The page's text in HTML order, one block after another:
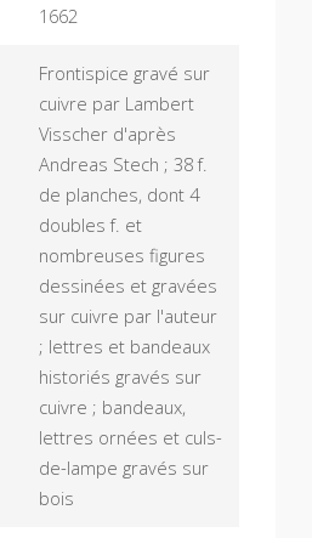
1662
Frontispice gravé sur
cuivre par Lambert
Visscher d'après
Andreas Stech ; 38 f.
de planches, dont 4
doubles f. et
nombreuses figures
dessinées et gravées
sur cuivre par l'auteur
; lettres et bandeaux
historiés gravés sur
cuivre ; bandeaux,
lettres ornées et culs-
de-lampe gravés sur
bois